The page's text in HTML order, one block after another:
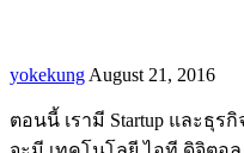
yokekung August 21, 2016
ตอนนี้ เรามี Startup และธุ